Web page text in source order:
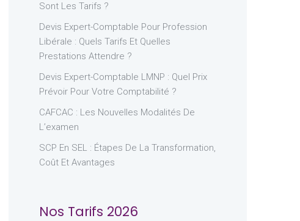
Sont Les Tarifs ?
Devis Expert-Comptable Pour Profession
Libérale : Quels Tarifs Et Quelles
Prestations Attendre ?
Devis Expert-Comptable LMNP : Quel Prix
Prévoir Pour Votre Comptabilité ?
CAFCAC : Les Nouvelles Modalités De
L’examen
SCP En SEL : Étapes De La Transformation,
Coût Et Avantages
Nos Tarifs 2026